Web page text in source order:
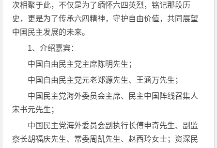
次相聚于此，不仅是为了缅怀六四英烈，铭记那段历
史，更是为了传承六四精神，守护自由价值，共同展望
中国民主发展的未来。
1、介绍嘉宾：
中国自由民主党主席陈明先生；
中国自由民主党元老郑源先生、王涵万先生；
中国民主党海外委员会主席、民主中国阵线召集人
宋书元先生；
中国民主党海外委员会副执行长傅申奇先生、副监
察长胡福庆先生、常委周凯先生、赵西玲女士；资深民